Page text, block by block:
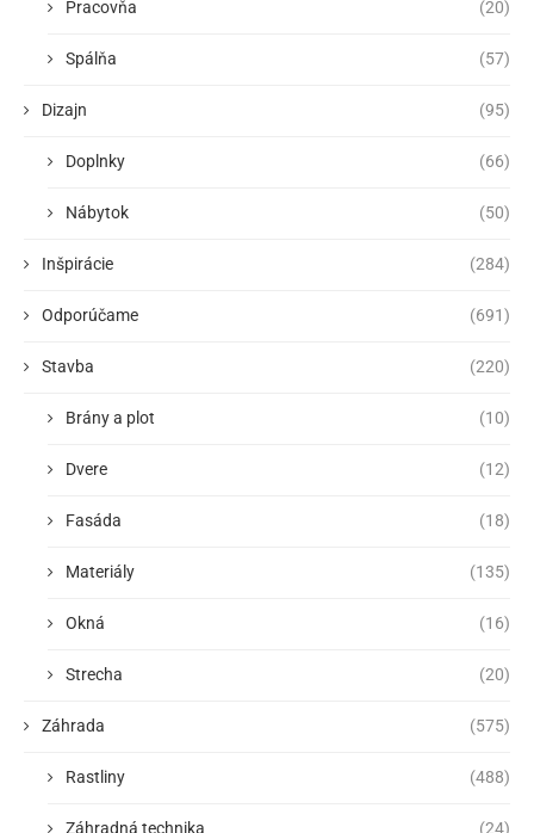
Pracovňa (20)
Spálňa (57)
Dizajn (95)
Doplnky (66)
Nábytok (50)
Inšpirácie (284)
Odporúčame (691)
Stavba (220)
Brány a plot (10)
Dvere (12)
Fasáda (18)
Materiály (135)
Okná (16)
Strecha (20)
Záhrada (575)
Rastliny (488)
Záhradná technika (24)